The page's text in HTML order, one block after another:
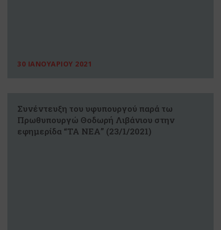
30 ΙΑΝΟΥΑΡΙΟΥ 2021
Συνέντευξη του υφυπουργού παρά τω
Πρωθυπουργώ Θοδωρή Λιβάνιου στην
εφημερίδα “ΤΑ ΝΕΑ” (23/1/2021)